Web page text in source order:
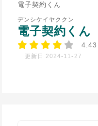
電子契約くん
デンシケイヤククン
電子契約くん
4.43
更新日 2024-11-27